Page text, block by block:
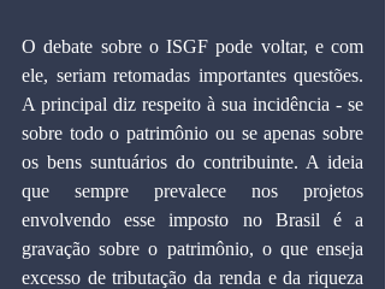
O debate sobre o ISGF pode voltar, e com
ele, seriam retomadas importantes questões.
A principal diz respeito à sua incidência - se
sobre todo o patrimônio ou se apenas sobre
os bens suntuários do contribuinte. A ideia
que sempre prevalece nos projetos
envolvendo esse imposto no Brasil é a
gravação sobre o patrimônio, o que enseja
excesso de tributação da renda e da riqueza